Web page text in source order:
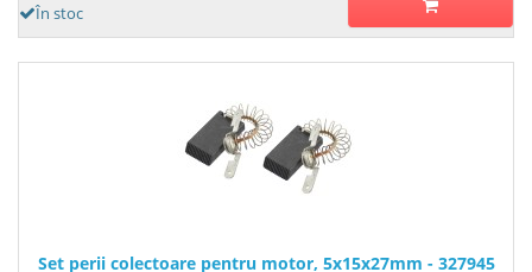
În stoc
Set perii colectoare pentru motor, 5x15x27mm - 327945